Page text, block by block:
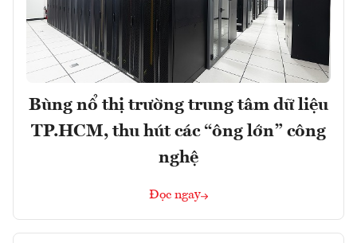
Bùng nổ thị trường trung tâm dữ liệu
TP.HCM, thu hút các “ông lớn” công
nghệ
Đọc ngay